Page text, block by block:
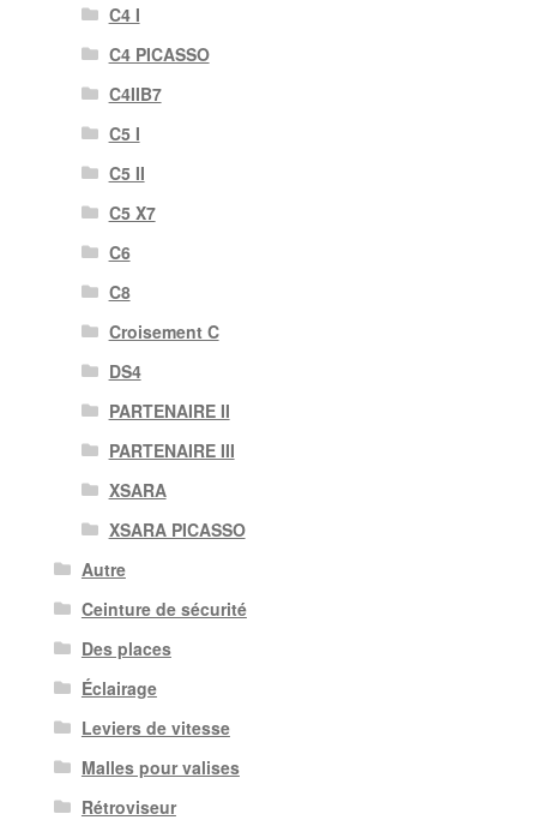
C4 I
C4 PICASSO
C4IIB7
C5 I
C5 II
C5 X7
C6
C8
Croisement C
DS4
PARTENAIRE II
PARTENAIRE III
XSARA
XSARA PICASSO
Autre
Ceinture de sécurité
Des places
Éclairage
Leviers de vitesse
Malles pour valises
Rétroviseur